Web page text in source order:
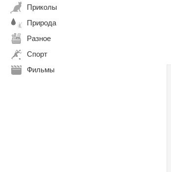
Приколы
Природа
Разное
Спорт
Фильмы